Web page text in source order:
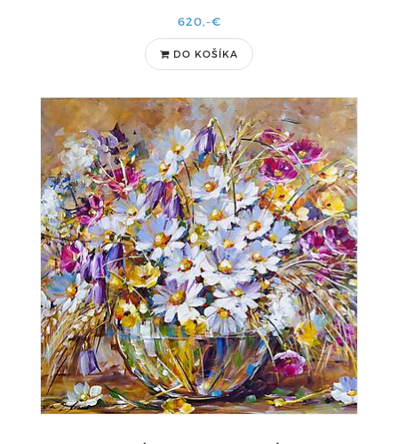
620,-€
DO KOŠÍKA